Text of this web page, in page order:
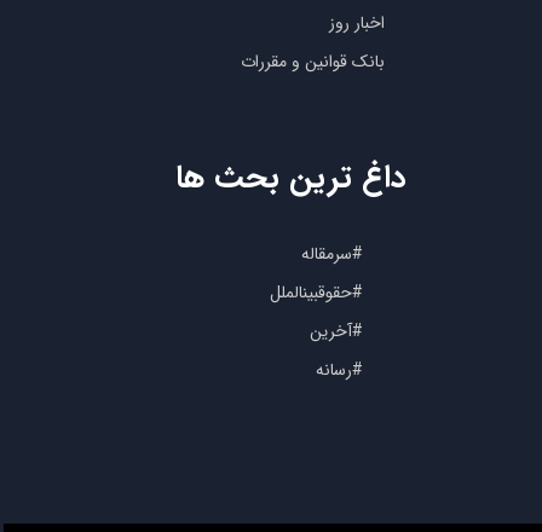
اخبار روز
بانک قوانین و مقررات
#سرمقاله
#حقوقبینالملل
#آخرین
#رسانه
داغ ترین بحث ها